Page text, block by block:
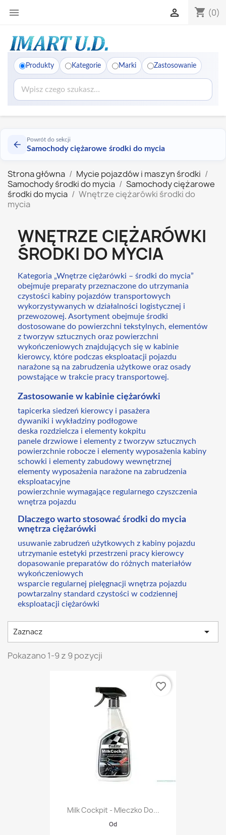
 shopping_cart (0)

Produkty Kategorie Marki Zastosowanie
Powrót do sekcji
Samochody ciężarowe środki do mycia
Strona główna
Mycie pojazdów i maszyn środki
Samochody środki do mycia
Samochody ciężarowe
środki do mycia
Wnętrze ciężarówki środki do
mycia
WNĘTRZE CIĘŻARÓWKI
ŚRODKI DO MYCIA
Kategoria „Wnętrze ciężarówki – środki do mycia”
obejmuje preparaty przeznaczone do utrzymania
czystości kabiny pojazdów transportowych
wykorzystywanych w działalności logistycznej i
przewozowej. Asortyment obejmuje środki
dostosowane do powierzchni tekstylnych, elementów
z tworzyw sztucznych oraz powierzchni
wykończeniowych znajdujących się w kabinie
kierowcy, które podczas eksploatacji pojazdu
narażone są na zabrudzenia użytkowe oraz osady
powstające w trakcie pracy transportowej.
Zastosowanie w kabinie ciężarówki
tapicerka siedzeń kierowcy i pasażera
dywaniki i wykładziny podłogowe
deska rozdzielcza i elementy kokpitu
panele drzwiowe i elementy z tworzyw sztucznych
powierzchnie robocze i elementy wyposażenia kabiny
schowki i elementy zabudowy wewnętrznej
elementy wyposażenia narażone na zabrudzenia
eksploatacyjne
powierzchnie wymagające regularnego czyszczenia
wnętrza pojazdu
Dlaczego warto stosować środki do mycia
wnętrza ciężarówki
usuwanie zabrudzeń użytkowych z kabiny pojazdu
utrzymanie estetyki przestrzeni pracy kierowcy
dopasowanie preparatów do różnych materiałów
wykończeniowych
wsparcie regularnej pielęgnacji wnętrza pojazdu
powtarzalny standard czystości w codziennej
eksploatacji ciężarówki
Zaznacz 
Pokazano 1-9 z 9 pozycji
Milk Cockpit - Mleczko Do...
Od
favorite_border